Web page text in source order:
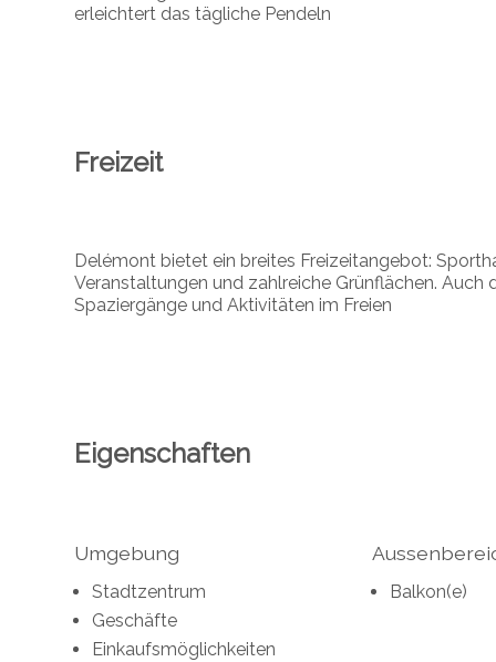
erleichtert das tägliche Pendeln
Freizeit
Delémont bietet ein breites Freizeitangebot:
Veranstaltungen und zahlreiche Grünflächen.
Spaziergänge und Aktivitäten im Freien
Eigenschaften
Umgebung
Stadtzentrum
Geschäfte
Einkaufsmöglichkeiten
Balkon(e)